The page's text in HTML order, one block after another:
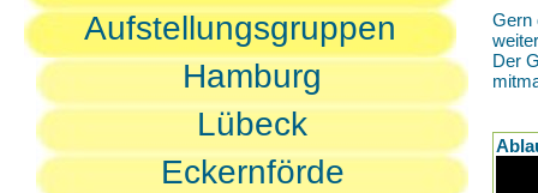
Aufstellungsgruppen
Hamburg
Lübeck
Eckernförde
Gern
Der